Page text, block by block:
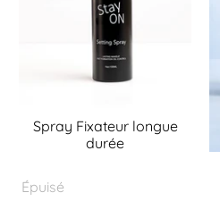
Spray Fixateur longue
durée
Épuisé